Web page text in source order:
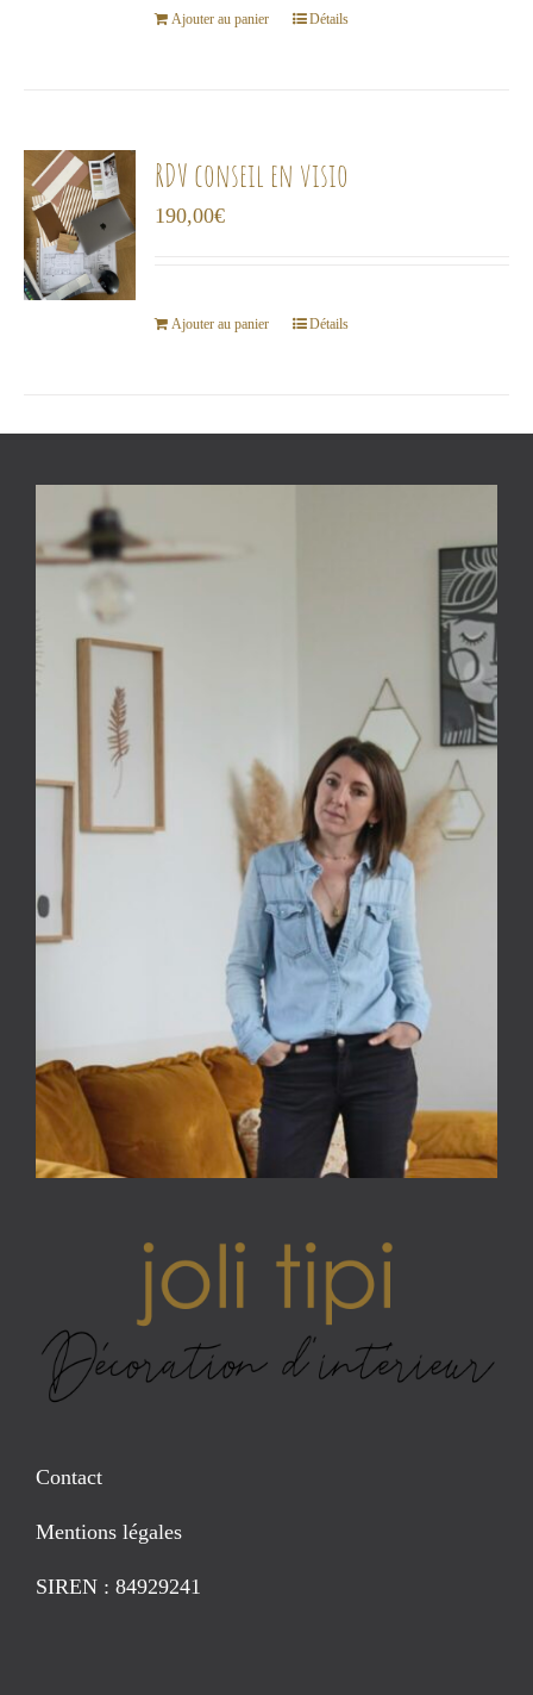
choisies
produit
Ajouter au panier Détails
RDV conseil en visio
190,00€
Ajouter au panier Détails
Contact
Mentions légales
SIREN : 84929241